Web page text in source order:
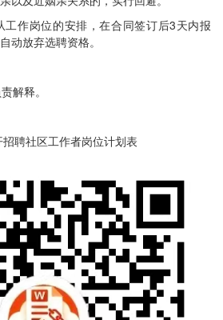
作岗位的安排，在合同签订后3天内报
动放弃选聘资格。
解释。
聘社区工作者岗位计划表